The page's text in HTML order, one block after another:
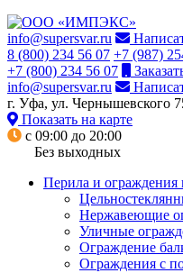
info@supersvar.ru
8 (800) 234 56 07 +7 (987)
+7 (800) 234 56 07
info@supersvar.ru
г. Уфа, ул. Чернышевского
Показать на карте
с 09:00 до 20:00
Без выходных
Перила и ограждения
Нержавеющие
Уличные
Ограждение
Ограждения с